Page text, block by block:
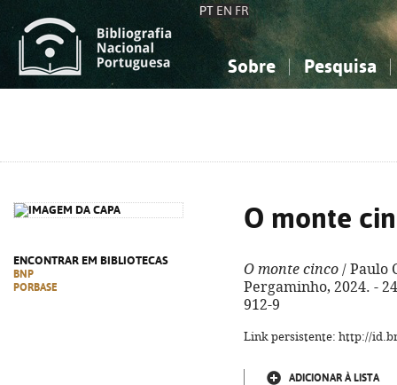
PT EN FR
Sobre Pesquisa
ENCONTRAR EM BIBLIOTECAS
BNP
PORBASE
O monte
O monte cinco / Paulo
Pergaminho, 2024. -
912-9
Link persistente: http://
ADICIONAR À LISTA